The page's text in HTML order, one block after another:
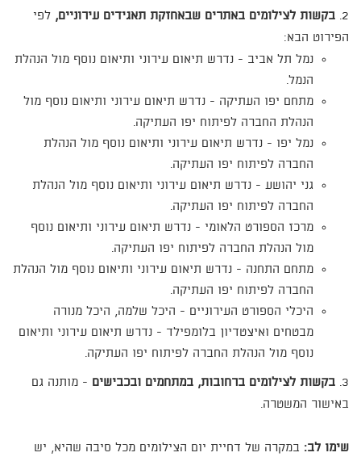
2. בקשות לצילומים באתרים שבאחזקת תאגידים עירוניים, לפי
הפירוט הבא:
נמל תל אביב - נדרש תיאום עירוני ותיאום נוסף מול הנהלת
הנמל.
מתחם יפו העתיקה - נדרש תיאום עירוני ותיאום נוסף מול
הנהלת החברה לפיתוח יפו העתיקה.
נמל יפו - נדרש תיאום עירוני ותיאום נוסף מול הנהלת
החברה לפיתוח יפו העתיקה.
גני יהושע - נדרש תיאום עירוני ותיאום נוסף מול הנהלת
החברה לפיתוח יפו העתיקה.
מרכז הספורט הלאומי - נדרש תיאום עירוני ותיאום נוסף
מול הנהלת החברה לפיתוח יפו העתיקה.
מתחם התחנה - נדרש תיאום עירוני ותיאום נוסף מול הנהלת
החברה לפיתוח יפו העתיקה.
היכלי הספורט העירוניים - היכל שלמה, היכל מנורה
מבטחים ואיצטדיון בלומפילד - נדרש תיאום עירוני ותיאום
נוסף מול הנהלת החברה לפיתוח יפו העתיקה.
3. בקשות לצילומים ברחובות, במתחמים ובכבישים - מותנה גם
באישור המשטרה.
שימו לב: במקרה של דחיית יום הצילומים מכל סיבה שהיא, יש